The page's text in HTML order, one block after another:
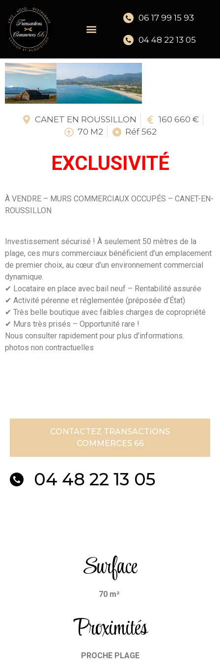
06 17 99 15 93
04 48 22 13 05
CANET EN ROUSSILLON
160 660 €
70 M2
Réf 562
EXCLUSIVITÉ
À VENDRE – MURS COMMERCIAUX OCCUPÉS – CANET-EN-
ROUSSILLON
Investissement sécurisé ! À seulement 50 mètres de la
plage, ces murs commerciaux bénéficient d’un emplacement
de premier choix, au cœur d’un environnement commercial
dynamique.
✔ Locataire en place avec bail neuf – Rentabilité assurée
✔ Activité pérenne et réglementée (préposée d’État)
✔ Très belle boutique avec faibles charges de copropriété
✔ Murs très prisés – Opportunité rare !
Nous consulter rapidement pour plus d’informations.
photos non contractuelles
CONTACTEZ TRANSACTIONS
COMMERCES 66
04 48 22 13 05
Surface
70 m²
Proximités
PROCHE PLAGE